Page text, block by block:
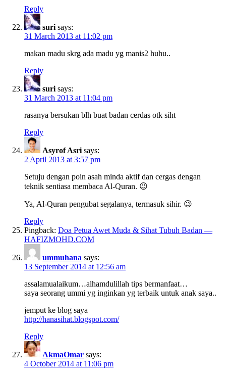
Reply
suri says:
31 March 2013 at 11:02 pm
makan madu skrg ada madu yg manis2 huhu..
Reply
suri says:
31 March 2013 at 11:04 pm
rasanya bersukan blh buat badan cerdas otk siht
Reply
Asyrof Asri says:
2 April 2013 at 3:57 pm
Setuju dengan poin asah minda aktif dan cergas dengan
teknik sentiasa membaca Al-Quran. 😉
Ya, Al-Quran pengubat segalanya, termasuk sihir. 😉
Reply
Pingback: Doa Petua Awet Muda & Sihat Tubuh Badan —
HAFIZMOHD.COM
ummuhana says:
13 September 2014 at 12:56 am
assalamualaikum…alhamdulillah tips bermanfaat…
saya seorang ummi yg inginkan yg terbaik untuk anak saya..
jemput ke blog saya
http://hanasihat.blogspot.com/
Reply
AkmaOmar says:
4 October 2014 at 11:06 pm